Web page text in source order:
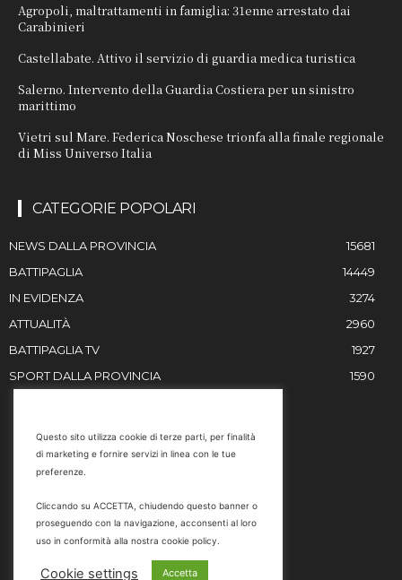
Agropoli, maltrattamenti in famiglia: 31enne arrestato dai
Carabinieri
Castellabate. Attivo il servizio di guardia medica turistica
Salerno. Intervento della Guardia Costiera per un sinistro
marittimo
Vietri sul Mare. Federica Noschese trionfa alla finale regionale
di Miss Universo Italia
CATEGORIE POPOLARI
NEWS DALLA PROVINCIA
15681
BATTIPAGLIA
14449
IN EVIDENZA
3274
ATTUALITÀ
2960
BATTIPAGLIA TV
1927
SPORT DALLA PROVINCIA
1590
Email
marketing@battipaglia1929.it
carminegaldi@virgilio.it
Questo sito utilizza cookie di terze parti, per finalità
di marketing e fornire servizi in linea con le tue
preferenze.
Cliccando su ACCETTA, chiudendo questo banner o
proseguendo con la navigazione, acconsenti al loro
uso in conformità alla nostra cookie policy.
Cookie settings Accetta